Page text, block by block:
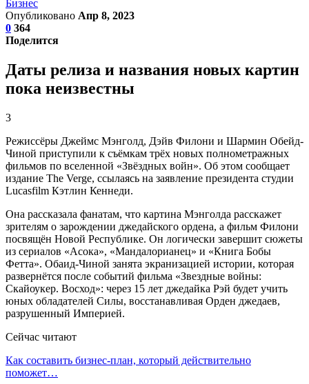
Бизнес
Опубликовано Апр 8, 2023
0 364
Поделится
Даты релиза и названия новых картин
пока неизвестны
3
Режиссёры Джеймс Мэнголд, Дэйв Филони и Шармин Обейд-
Чиной приступили к съёмкам трёх новых полнометражных
фильмов по вселенной «Звёздных войн». Об этом сообщает
издание The Verge, ссылаясь на заявление президента студии
Lucasfilm Кэтлин Кеннеди.
Она рассказала фанатам, что картина Мэнголда расскажет
зрителям о зарождении джедайского ордена, а фильм Филони
посвящён Новой Республике. Он логически завершит сюжеты
из сериалов «Асока», «Мандалорианец» и «Книга Бобы
Фетта». Обаид-Чиной занята экранизацией истории, которая
развернётся после событий фильма «Звездные войны:
Скайоукер. Восход»: через 15 лет джедайка Рэй будет учить
юных обладателей Силы, восстанавливая Орден джедаев,
разрушенный Империей.
Сейчас читают
Как составить бизнес-план, который действительно
поможет…